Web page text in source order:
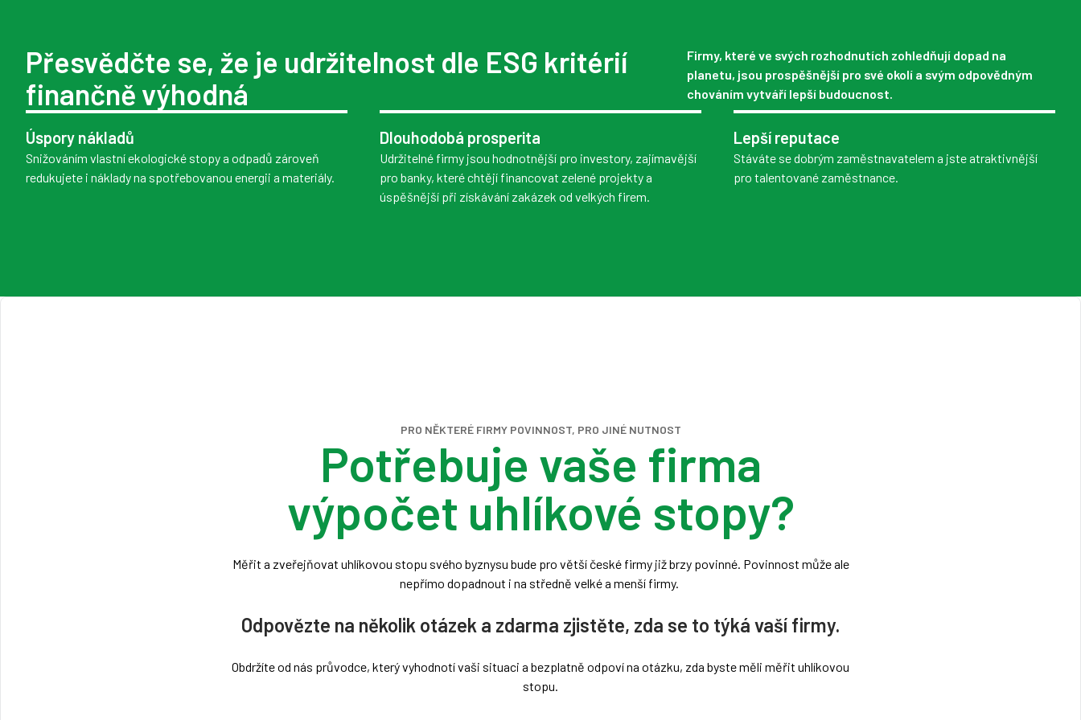
Přesvědčte se, že je udržitelnost dle ESG kritérií
finančně výhodná
Firmy, které ve svých rozhodnutích zohledňují dopad na
planetu, jsou prospěšnější pro své okolí a svým odpovědným
chováním vytváří lepší budoucnost.
Úspory nákladů
Snižováním vlastní ekologické stopy a odpadů zároveň
redukujete i náklady na spotřebovanou energii a materiály.
Dlouhodobá prosperita
Udržitelné firmy jsou hodnotnější pro investory, zajímavější
pro banky, které chtějí financovat zelené projekty a
úspěšnější při získávání zakázek od velkých firem.
Lepší reputace
Stáváte se dobrým zaměstnavatelem a jste atraktivnější
pro talentované zaměstnance.
PRO NĚKTERÉ FIRMY POVINNOST, PRO JINÉ NUTNOST
Potřebuje vaše firma
výpočet uhlíkové stopy?
Měřit a zveřejňovat uhlíkovou stopu svého byznysu bude pro větší české firmy již brzy povinné. Povinnost může ale
nepřímo dopadnout i na středně velké a menší firmy.
Odpovězte na několik otázek a zdarma zjistěte, zda se to týká vaší firmy.
Obdržíte od nás průvodce, který vyhodnotí vaši situaci a bezplatně odpoví na otázku, zda byste měli měřit uhlíkovou
stopu.